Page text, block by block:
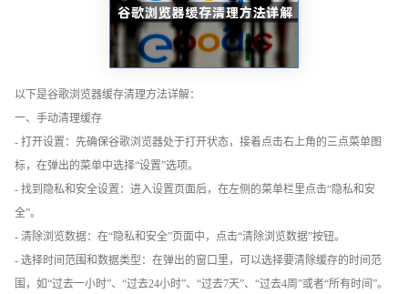
以下是谷歌浏览器缓存清理方法详解：
一、手动清理缓存
- 打开设置：先确保谷歌浏览器处于打开状态，接着点击右上角的三点菜单图
标，在弹出的菜单中选择“设置”选项。
- 找到隐私和安全设置：进入设置页面后，在左侧的菜单栏里点击“隐私和安
全”。
- 清除浏览数据：在“隐私和安全”页面中，点击“清除浏览数据”按钮。
- 选择时间范围和数据类型：在弹出的窗口里，可以选择要清除缓存的时间范
围，如“过去一小时”、“过去24小时”、“过去7天”、“过去4周”或者“所有时间”。